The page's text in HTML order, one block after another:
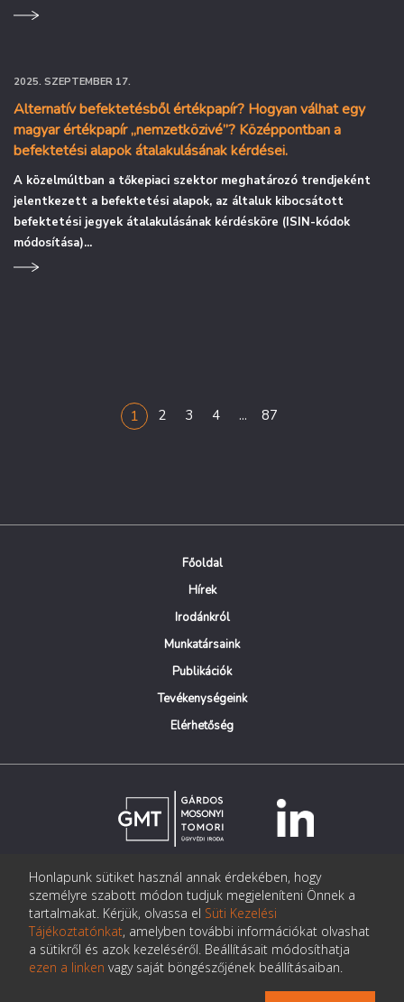
2025. SZEPTEMBER 17.
Alternatív befektetésből értékpapír? Hogyan válhat egy
magyar értékpapír „nemzetközivé”? Középpontban a
befektetési alapok átalakulásának kérdései.
A közelmúltban a tőkepiaci szektor meghatározó trendjeként
jelentkezett a befektetési alapok, az általuk kibocsátott
befektetési jegyek átalakulásának kérdésköre (ISIN-kódok
módosítása)...
1 2 3 4 ... 87
Főoldal
Hírek
Irodánkról
Munkatársaink
Publikációk
Tevékenységeink
Elérhetőség
© Copyright Gárdos Mosonyi Tomori Ügyvédi Iroda
postmaster@gmtlegal.hu
Adatkezelési tájékoztató
Honlapunk sütiket használ annak érdekében, hogy
személyre szabott módon tudjuk megjeleníteni Önnek a
tartalmakat. Kérjük, olvassa el Süti Kezelési
Tájékoztatónkat, amelyben további információkat olvashat
a sütikről és azok kezeléséről. Beállításait módosíthatja
ezen a linken vagy saját böngészőjének beállításaiban.